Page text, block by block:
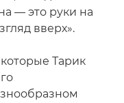
— это руки на
вверх».
Тарик